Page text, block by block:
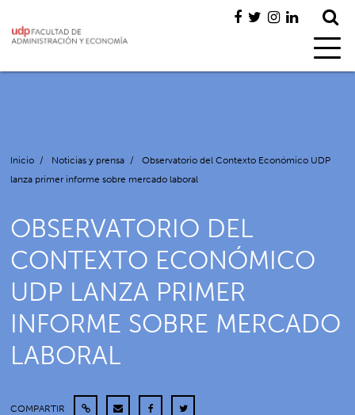
Inicio / Noticias y prensa /
Observatorio del Contexto Económico UDP
lanza primer informe sobre mercado laboral
OBSERVATORIO DEL
CONTEXTO ECONÓMICO
UDP LANZA PRIMER
INFORME SOBRE MERCADO
LABORAL
COMPARTIR